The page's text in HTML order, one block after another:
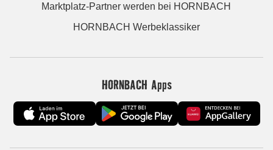
Marktplatz-Partner werden bei HORNBACH
HORNBACH Werbeklassiker
HORNBACH Apps